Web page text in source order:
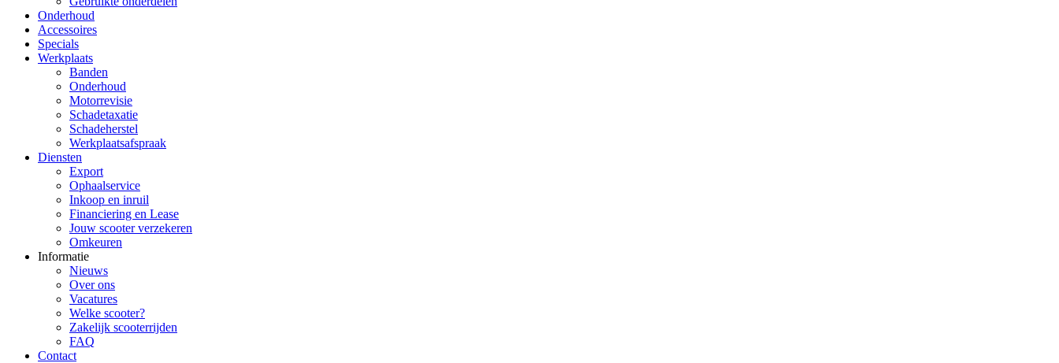
Onderhoud
Accessoires
Specials
Werkplaats
Banden
Onderhoud
Motorrevisie
Schadetaxatie
Schadeherstel
Werkplaatsafspraak
Diensten
Export
Ophaalservice
Inkoop en inruil
Financiering en Lease
Jouw scooter verzekeren
Omkeuren
Informatie
Nieuws
Over ons
Vacatures
Welke scooter?
Zakelijk scooterrijden
FAQ
Contact